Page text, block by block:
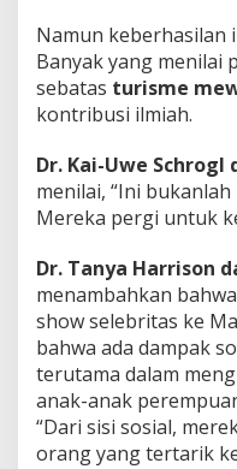
Namun keberhasilan
Banyak yang menilai
sebatas turisme
kontribusi ilmiah.
Dr. Kai-Uwe Schrogl
menilai, “Ini
Mereka pergi untuk
Dr. Tanya Harrison
menambahkan
show selebritas ke
bahwa ada dampak
terutama dalam
anak-anak
“Dari sisi sosial,
orang yang tertarik